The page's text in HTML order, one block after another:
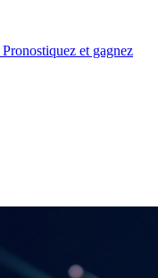
Pronostiquez et gagnez